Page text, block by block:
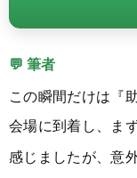
💬 筆者
この瞬間だけは『
会場に到着し、ま
感じましたが、意